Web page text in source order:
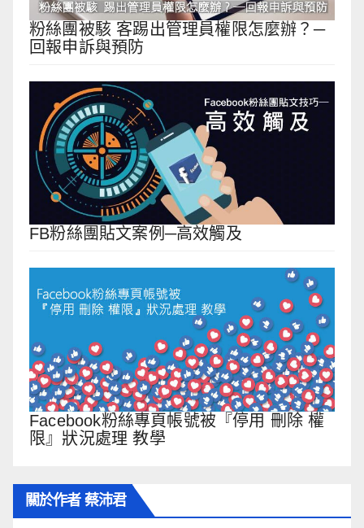
粉絲團被駭 客踢出管理員權限怎麼辦？─
回報申訴與預防
FB粉絲團貼文案例─高效觸及
Facebook粉絲專頁帳號被『停用 刪除 權
限』狀況處理 教學
關於作者 蔡沛君